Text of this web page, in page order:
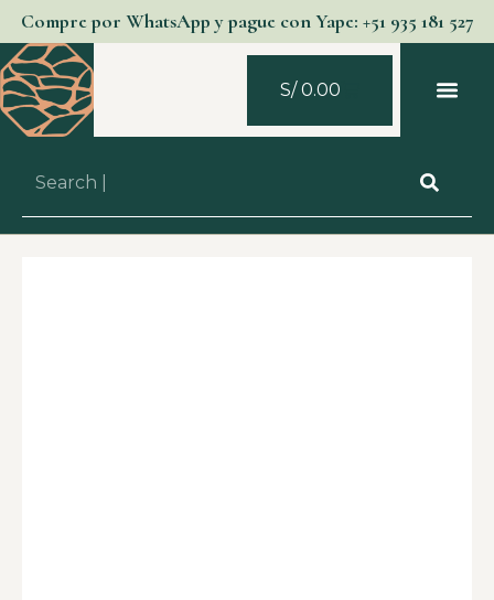
Compre por WhatsApp y pague con Yape: +51 935 181 527
S/0.00